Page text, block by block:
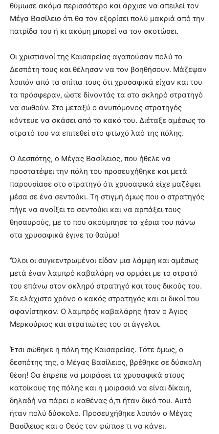
θύμωσε ακόμα περισσότερο και άρχισε να απειλεί τον
Μέγα Βασίλειο ότι θα τον εξορίσει πολύ μακριά από την
πατρίδα του ή κι ακόμη μπορεί να τον σκοτώσει.
Οι χριστιανοί της Καισαρείας αγαπούσαν πολύ το
Δεσπότη τους και θέλησαν να τον βοηθήσουν. Μάζεψαν
λοιπόν από τα σπίτια τους ότι χρυσαφικά είχαν και του
τα πρόσφεραν, ώστε δίνοντάς τα στο σκληρό στρατηγό
να σωθούν. Στο μεταξύ ο ανυπόμονος στρατηγός
κόντευε να σκάσει από το κακό του. Διέταξε αμέσως το
στρατό του να επιτεθεί στο φτωχό λαό της πόλης.
Ο Δεσπότης, ο Μέγας Βασίλειος, που ήθελε να
προστατέψει την πόλη του προσευχήθηκε και μετά
παρουσίασε στο στρατηγό ότι χρυσαφικά είχε μαζέψει
μέσα σε ένα σεντούκι. Τη στιγμή όμως που ο στρατηγός
πήγε να ανοίξει το σεντούκι και να αρπάξει τους
θησαυρούς, με το που ακούμπησε τα χέρια του πάνω
στα χρυσαφικά έγινε το θαύμα!
‘Όλοι οι συγκεντρωμένοι είδαν μια λάμψη και αμέσως
μετά έναν λαμπρό καβαλάρη να ορμάει με το στρατό
του επάνω στον σκληρό στρατηγό και τους δικούς του.
Σε ελάχιστο χρόνο ο κακός στρατηγός και οι δικοί του
αφανίστηκαν. Ο λαμπρός καβαλάρης ήταν ο Άγιος
Μερκούριος και στρατιώτες του οι άγγελοι.
Έτσι σώθηκε η πόλη της Καισαρείας. Τότε όμως, ο
δεσπότης της, ο Μέγας Βασίλειος, βρέθηκε σε δύσκολη
θέση! Θα έπρεπε να μοιράσει τα χρυσαφικά στους
κατοίκους της πόλης και η μοιρασιά να είναι δίκαιη,
δηλαδή να πάρει ο καθένας ό,τι ήταν δικό του. Αυτό
ήταν πολύ δύσκολο. Προσευχήθηκε λοιπόν ο Μέγας
Βασίλειος και ο Θεός τον φώτισε τι να κάνει.